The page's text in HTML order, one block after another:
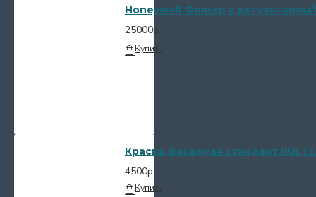
Honeywell Фильтр с
25000р.
Купить
Краска фасадная стандарт
4500р.
Купить